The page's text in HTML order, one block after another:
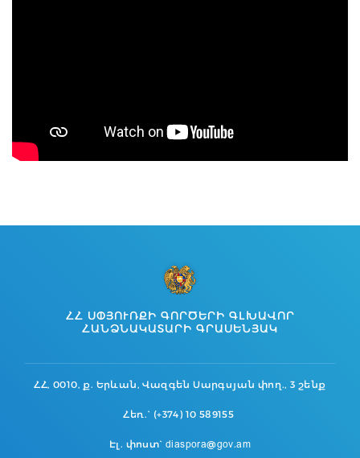
ՀՀ ՍՓՅՈՒՌՔԻ ԳՈՐԾԵՐԻ ԳԼԽԱՎՈՐ
ՀԱՆՁՆԱԿԱՏԱՐԻ ԳՐԱՍԵՆՅԱԿ
ՀՀ, 0010, ք. Երևան, Վազգեն Սարգսյան փող., 3 շենք
Հեռ.` (+374) 10 589155
Էլ. փոստ` diaspora@gov.am